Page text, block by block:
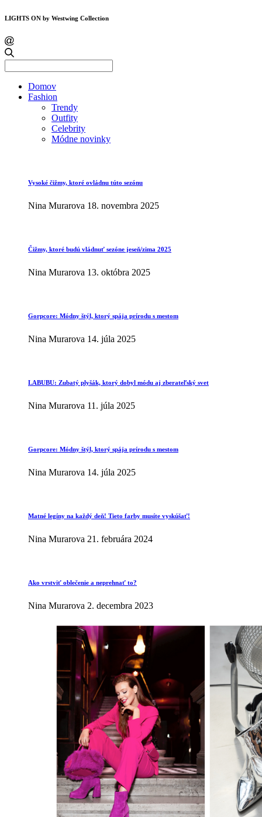
LIGHTS ON by Westwing Collection
for:
Domov
Fashion
Trendy
Outfity
Celebrity
Módne novinky
Vysoké čižmy, ktoré ovládnu túto sezónu
Nina Murarova 18. novembra 2025
Čižmy, ktoré budú vládnuť sezóne jeseň/zima 2025
Nina Murarova 13. októbra 2025
Gorpcore: Módny štýl, ktorý spája prírodu s mestom
Nina Murarova 14. júla 2025
LABUBU: Zubatý plyšák, ktorý dobyl módu aj zberateľský svet
Nina Murarova 11. júla 2025
Gorpcore: Módny štýl, ktorý spája prírodu s mestom
Nina Murarova 14. júla 2025
Matné legíny na každý deň! Tieto farby musíte vyskúšať!
Nina Murarova 21. februára 2024
Ako vrstviť oblečenie a neprehnať to?
Nina Murarova 2. decembra 2023